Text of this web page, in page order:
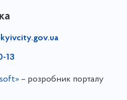
13
– розробник порталу